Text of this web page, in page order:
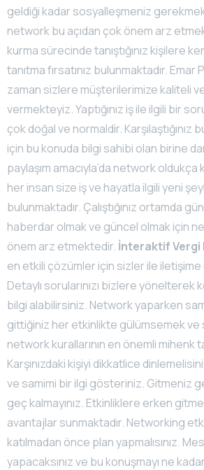
geldiği kadar sosyalleşmeniz
network bu açıdan çok önem arz
kurma sürecinde tanıştığınız kişilere
tanıtma fırsatınız bulunmaktadır.
zaman sizlere müşterilerimize kaliteli
vermekteyiz. Yaptığınız iş ile ilgili bir
çok doğal ve normaldir.
için bu konuda bilgi sahibi olan birine
paylaşım amacıyla’da network oldukça
her insan size iş ve hayatla ilgili yeni
bulunmaktadır. Çalıştığınız ortamda
haberdar olmak ve güncel olmak için
önem arz etmektedir. İnteraktif Vergi
en etkili çözümler için sizler ile
Detaylı sorularınızı bizlere yönelterek
bilgi alabilirsiniz. Network yaparken
gittiğiniz her etkinlikte gülümsemek ve
network kurallarının en önemli mihenk
Karşınızdaki kişiyi dikkatlice
ve samimi bir ilgi gösteriniz. Gitmeniz
geç kalmayınız. Etkinliklere erken
avantajlar sunmaktadır. Networking
katılmadan önce plan yapmalısınız.
yapacaksınız ve bu konuşmayı ne